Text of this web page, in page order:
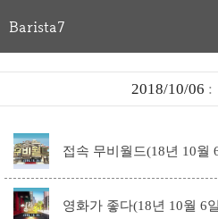
Barista7
2018/10/06 :
접속 무비월드(18년 10월
영화가 좋다(18년 10월 6